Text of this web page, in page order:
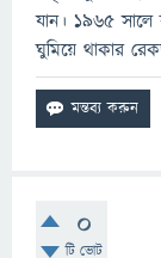
যান। ১৯৬৫ সালে
ঘুমিয়ে থাকার
0
টি ভোট